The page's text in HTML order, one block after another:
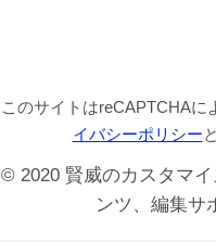
このサイトはreCAPTCHAに
イバシーポリシーと
© 2020 賢威のカスタマ
ンツ、編集サ